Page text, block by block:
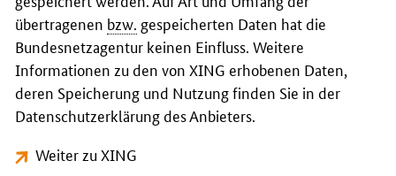
übertragenen bzw. gespeicherten Daten hat die
Bundesnetzagentur keinen Einfluss. Weitere
Informationen zu den von XING erhobenen Daten,
deren Speicherung und Nutzung finden Sie in der
Datenschutzerklärung des Anbieters.
Weiter zu XING